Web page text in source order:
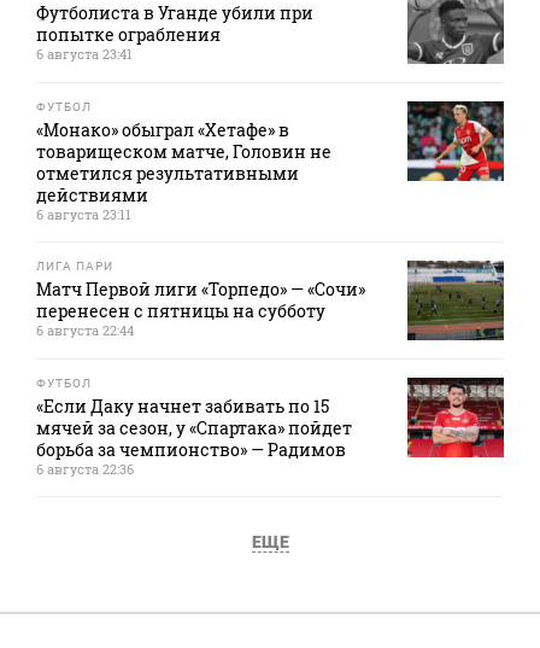
Футболиста в Уганде убили при
попытке ограбления
6 августа 23:41
ФУТБОЛ
«Монако» обыграл «Хетафе» в
товарищеском матче, Головин не
отметился результативными
действиями
6 августа 23:11
ЛИГА ПАРИ
Матч Первой лиги «Торпедо» — «Сочи»
перенесен с пятницы на субботу
6 августа 22:44
ФУТБОЛ
«Если Даку начнет забивать по 15
мячей за сезон, у «Спартака» пойдет
борьба за чемпионство» — Радимов
6 августа 22:36
ЕЩЕ